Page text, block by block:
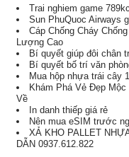
Trai nghiem game
Sun PhuQuoc Airways
Cáp Chống Cháy
Lượng Cao
Bí quyết giúp đôi chân
Bí quyết bố trí văn
Mua hộp nhựa trái cây
Khám Phá Vẻ Đẹp
Về
In danh thiếp giá rẻ
Nên mua eSIM trước
XẢ KHO PALLET
DẪN 0937.612.822